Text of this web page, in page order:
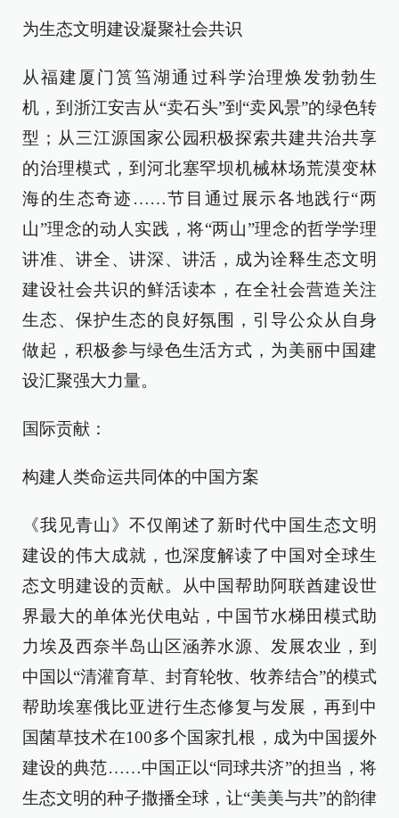
为生态文明建设凝聚社会共识
从福建厦门筼筜湖通过科学治理焕发勃勃生
机，到浙江安吉从“卖石头”到“卖风景”的绿色转
型；从三江源国家公园积极探索共建共治共享
的治理模式，到河北塞罕坝机械林场荒漠变林
海的生态奇迹……节目通过展示各地践行“两
山”理念的动人实践，将“两山”理念的哲学学理
讲准、讲全、讲深、讲活，成为诠释生态文明
建设社会共识的鲜活读本，在全社会营造关注
生态、保护生态的良好氛围，引导公众从自身
做起，积极参与绿色生活方式，为美丽中国建
设汇聚强大力量。
国际贡献：
构建人类命运共同体的中国方案
《我见青山》不仅阐述了新时代中国生态文明
建设的伟大成就，也深度解读了中国对全球生
态文明建设的贡献。从中国帮助阿联酋建设世
界最大的单体光伏电站，中国节水梯田模式助
力埃及西奈半岛山区涵养水源、发展农业，到
中国以“清灌育草、封育轮牧、牧养结合”的模式
帮助埃塞俄比亚进行生态修复与发展，再到中
国菌草技术在100多个国家扎根，成为中国援外
建设的典范……中国正以“同球共济”的担当，将
生态文明的种子撒播全球，让“美美与共”的韵律